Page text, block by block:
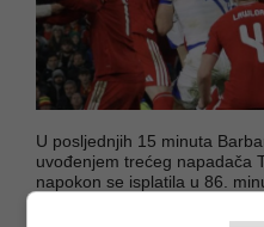
U posljednjih 15 minuta
uvođenjem trećeg napadača
napokon se isplatila u 86.
glavom postigao izjednačujući